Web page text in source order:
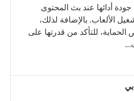
أدائها عند بث المحتوى
الألعاب. بالإضافة لذلك،
للتأكد من قدرتها على